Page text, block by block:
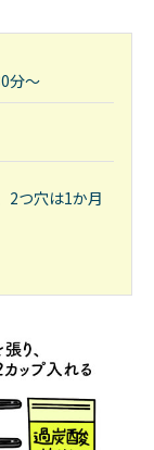
分～
2つ穴は1か月